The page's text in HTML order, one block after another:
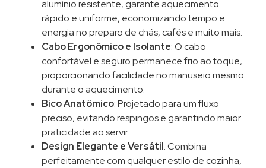
alumínio resistente, garante aquecimento
rápido e uniforme, economizando tempo e
energia no preparo de chás, cafés e muito mais.
Cabo Ergonômico e Isolante: O cabo
confortável e seguro permanece frio ao toque,
proporcionando facilidade no manuseio mesmo
durante o aquecimento.
Bico Anatômico: Projetado para um fluxo
preciso, evitando respingos e garantindo maior
praticidade ao servir.
Design Elegante e Versátil: Combina
perfeitamente com qualquer estilo de cozinha,